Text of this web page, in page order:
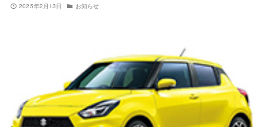
2025年2月13日 お知らせ